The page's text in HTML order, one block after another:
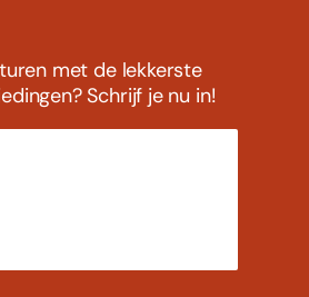
met de lekkerste
Schrijf je nu in!